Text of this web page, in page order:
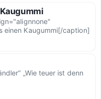
einen Kaugummi[/caption]
„Wie teuer ist denn